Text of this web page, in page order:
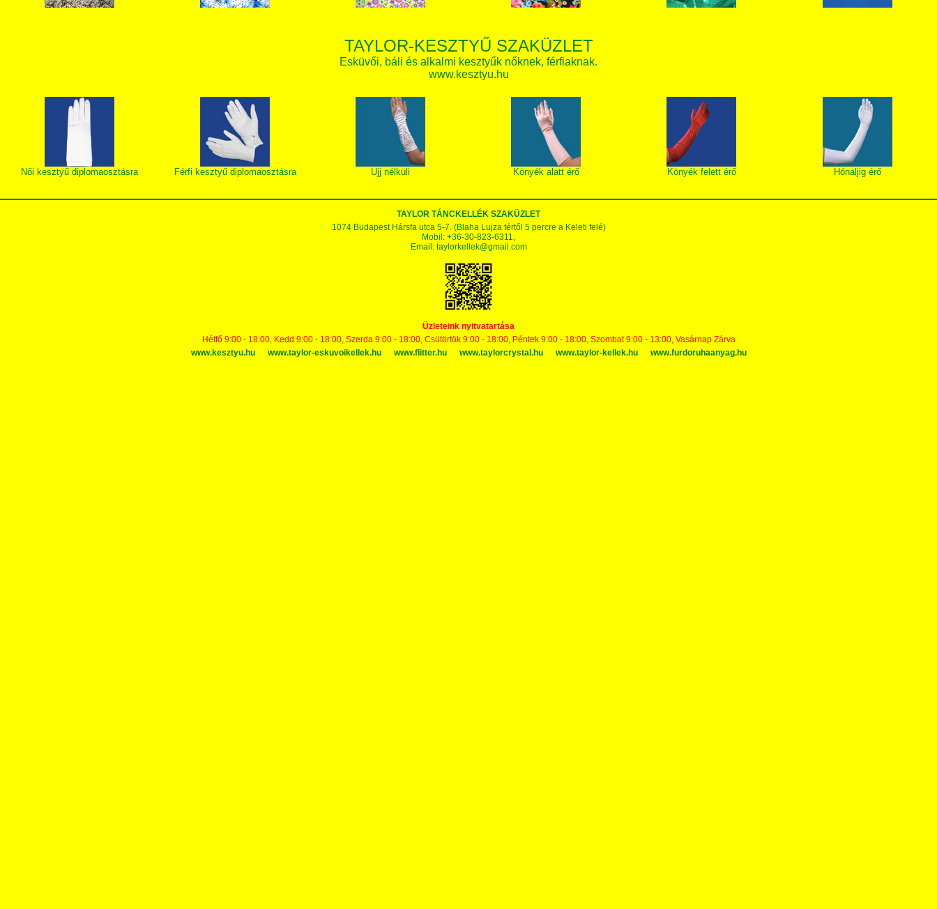
TAYLOR-KESZTYŰ SZAKÜZLET
Esküvői, báli és alkalmi kesztyűk nőknek, férfiaknak.
www.kesztyu.hu
Női kesztyű diplomaosztásra Férfi kesztyű diplomaosztásra Ujj nélküli Könyék alatt érő Könyék felett érő Hónaljig érő
TAYLOR TÁNCKELLÉK SZAKÜZLET
1074 Budapest Hársfa utca 5-7. (Blaha Lujza tértől 5 percre a Keleti felé)
Mobil: +36-30-823-6311,
Email: taylorkellek@gmail.com
Üzleteink nyitvatartása
Hétfő 9:00 - 18:00, Kedd 9:00 - 18:00, Szerda 9:00 - 18:00, Csütörtök 9:00 - 18:00, Péntek 9:00 - 18:00, Szombat 9:00 - 13:00, Vasárnap Zárva
www.kesztyu.hu
www.taylor-eskuvoikellek.hu www.flitter.hu www.taylorcrystal.hu www.taylor-kellek.hu www.furdoruhaanyag.hu